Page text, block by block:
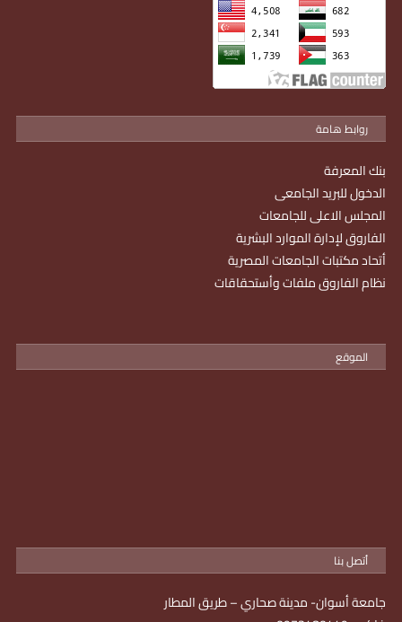
روابط هامة
بنك المعرفة
الدخول للبريد الجامعى
المجلس الاعلى للجامعات
الفاروق لإدارة الموارد البشرية
أتحاد مكتبات الجامعات المصرية
نظام الفاروق ملفات وأستحقاقات
الموقع
أتصل بنا
جامعة أسوان- مدينة صحاري – طريق المطار